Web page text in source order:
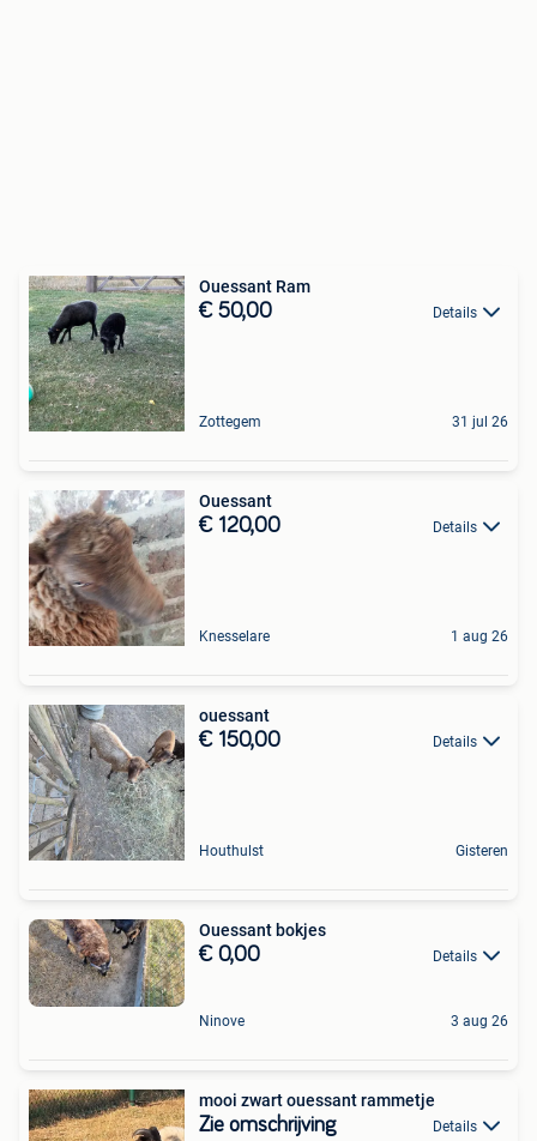
Ouessant Ram
€ 50,00 Details
Zottegem 31 jul 26
Ouessant
€ 120,00 Details
Knesselare 1 aug 26
ouessant
€ 150,00 Details
Houthulst Gisteren
Ouessant bokjes
€ 0,00 Details
Ninove 3 aug 26
mooi zwart ouessant rammetje
Zie omschrijving Details